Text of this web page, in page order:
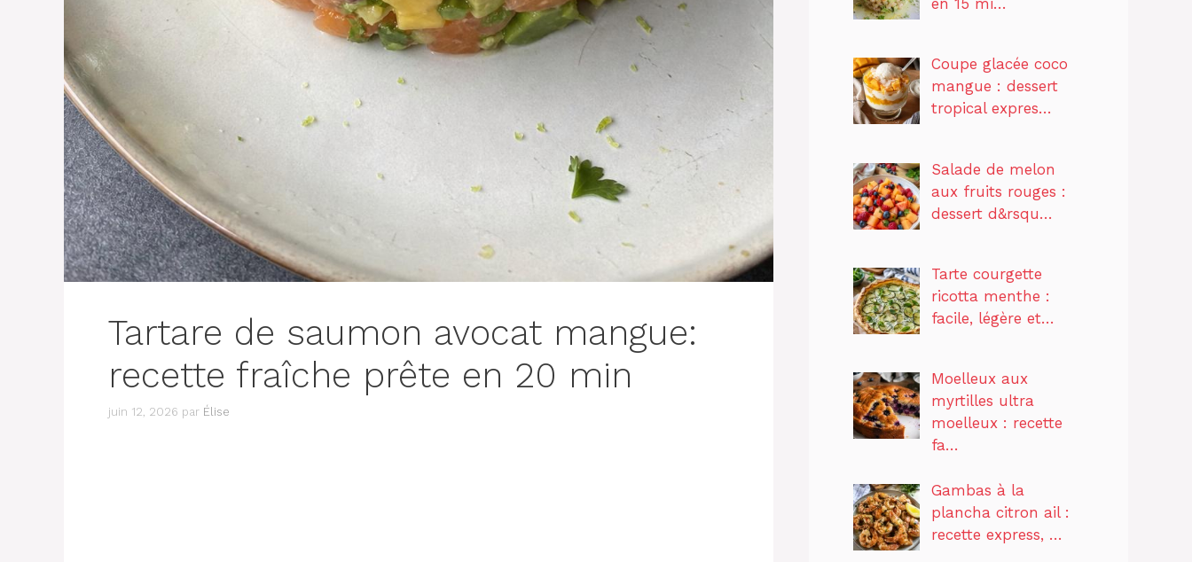
Tartare de saumon avocat mangue:
recette fraîche prête en 20 min
juin 12, 2026 par Élise
en 15 mi…
Coupe glacée coco
mangue : dessert
tropical expres…
Salade de melon
aux fruits rouges :
dessert d&rsqu…
Tarte courgette
ricotta menthe :
facile, légère et…
Moelleux aux
myrtilles ultra
moelleux : recette
fa…
Gambas à la
plancha citron ail :
recette express, …